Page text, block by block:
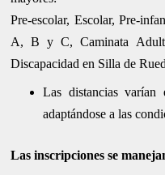
Pre-escolar, Escolar, Pre-
A, B y C, Caminata
Discapacidad en Silla de
Las distancias
adaptándose a las
Las inscripciones se